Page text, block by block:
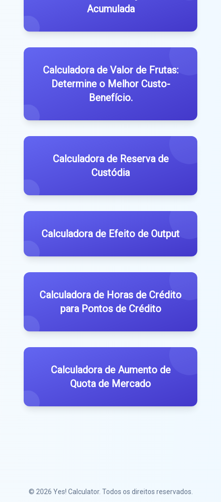
Acumulada
Calculadora de Valor de Frutas:
Determine o Melhor Custo-
Benefício.
Calculadora de Reserva de
Custódia
Calculadora de Efeito de Output
Calculadora de Horas de Crédito
para Pontos de Crédito
Calculadora de Aumento de
Quota de Mercado
© 2026 Yes! Calculator. Todos os direitos reservados.